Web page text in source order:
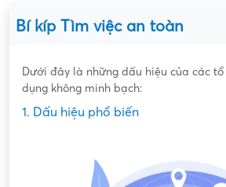
Bí kíp Tìm việc an toàn
Dưới đây là những dấu hiệu của các
dụng không minh bạch:
1. Dấu hiệu phổ biến